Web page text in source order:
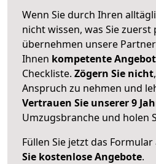
Wenn Sie durch Ihren
nicht wissen, was Sie zuerst
übernehmen unsere
Ihnen kompetente
Checkliste. Zögern Sie nicht
Anspruch zu nehmen und
Vertrauen Sie unserer 9
Umzugsbranche und holen
Füllen Sie jetzt das
Sie kostenlose Angebote.